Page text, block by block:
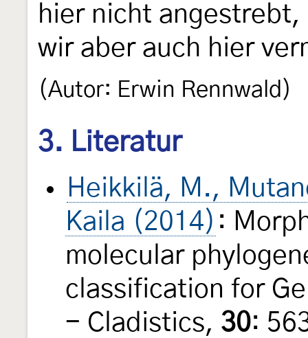
hier nicht
wir aber auch hier
(Autor: Erwin Rennwald)
3. Literatur
Heikkilä, M.,
Kaila (2014) :
molecular
classification for
- Cladistics, 30: